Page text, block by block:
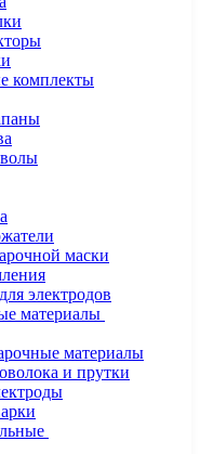
комплекты
маски
электродов
материалы
материалы
и прутки